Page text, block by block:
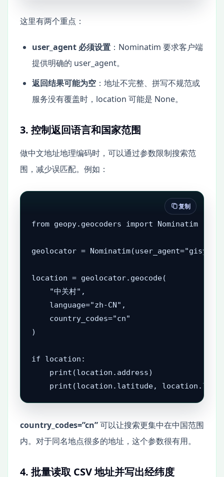
这里有两个重点：
user_agent 必须设置 ：Nominatim 要求客户端
提供明确的 user_agent。
返回结果可能为空 ：地址不完整、拼写不规范或
服务没有覆盖时，location 可能是 None。
3. 控制返回语言和国家范围
做中文地址地理编码时，可以通过参数限制搜索范
围，减少误匹配。例如：
from geopy.geocoders import Nominatim
geolocator =
location = geolocator.geocode(
    "中关村",
    language="zh-CN",
    country_codes="cn"
)
if location:
    print(location.address)
print(location.latitude,
复制
country_codes=”cn”可以让搜索更集中在中国范围
内。对于同名地点很多的地址，这个参数很有用。
4. 批量读取 CSV 地址并写出经纬度